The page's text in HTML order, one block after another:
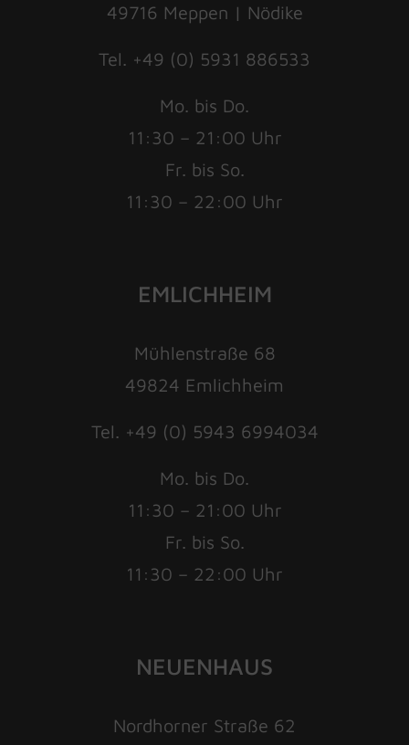
49716 Meppen | Nödike
Tel. +49 (0) 5931 886533
Mo. bis Do.
11:30 – 21:00 Uhr
Fr. bis So.
11:30 – 22:00 Uhr
EMLICHHEIM
Mühlenstraße 68
49824 Emlichheim
Tel. +49 (0) 5943 6994034
Mo. bis Do.
11:30 – 21:00 Uhr
Fr. bis So.
11:30 – 22:00 Uhr
NEUENHAUS
Nordhorner Straße 62